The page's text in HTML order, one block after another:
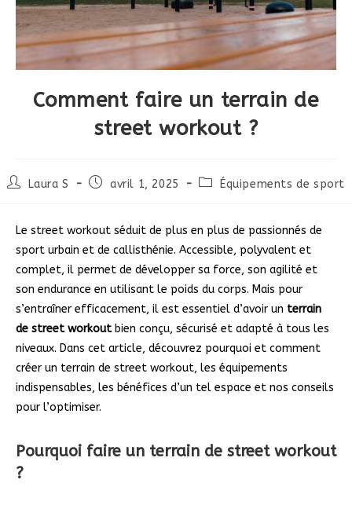
Comment faire un terrain de
street workout ?
Auteur/autrice
publication :
Laura S
Publication
avril 1, 2025
PostÉquipements de sport
Le street workout séduit de plus en plus de passionnés de
sport urbain et de callisthénie. Accessible, polyvalent et
complet, il permet de développer sa force, son agilité et
son endurance en utilisant le poids du corps. Mais pour
s’entraîner efficacement, il est essentiel d’avoir un terrain
de street workoutbien conçu, sécurisé et adapté à tous les
niveaux. Dans cet article, découvrez pourquoi et comment
créer un terrain de street workout, les équipements
indispensables, les bénéfices d’un tel espace et nos conseils
pour l’optimiser.
Pourquoi faire un terrain de street workout
?